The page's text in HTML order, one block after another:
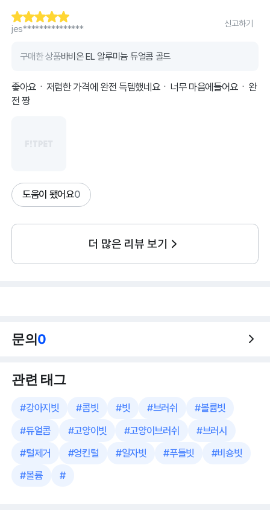
jes***************
신고하기
구매한 상품바비온 EL 알루미늄 듀얼콤 골드
좋아요ㆍ저렴한 가격에 완전 득템했네요ㆍ너무 마음에들어요ㆍ완
전 짱
도움이 됐어요0
더 많은 리뷰 보기
문의0
관련 태그
#강아지빗 #콤빗 #빗 #브러쉬 #볼륨빗
#듀얼콤 #고양이빗 #고양이브러쉬 #브러시
#털제거 #엉킨털 #일자빗 #푸들빗 #비숑빗
#볼륨 #